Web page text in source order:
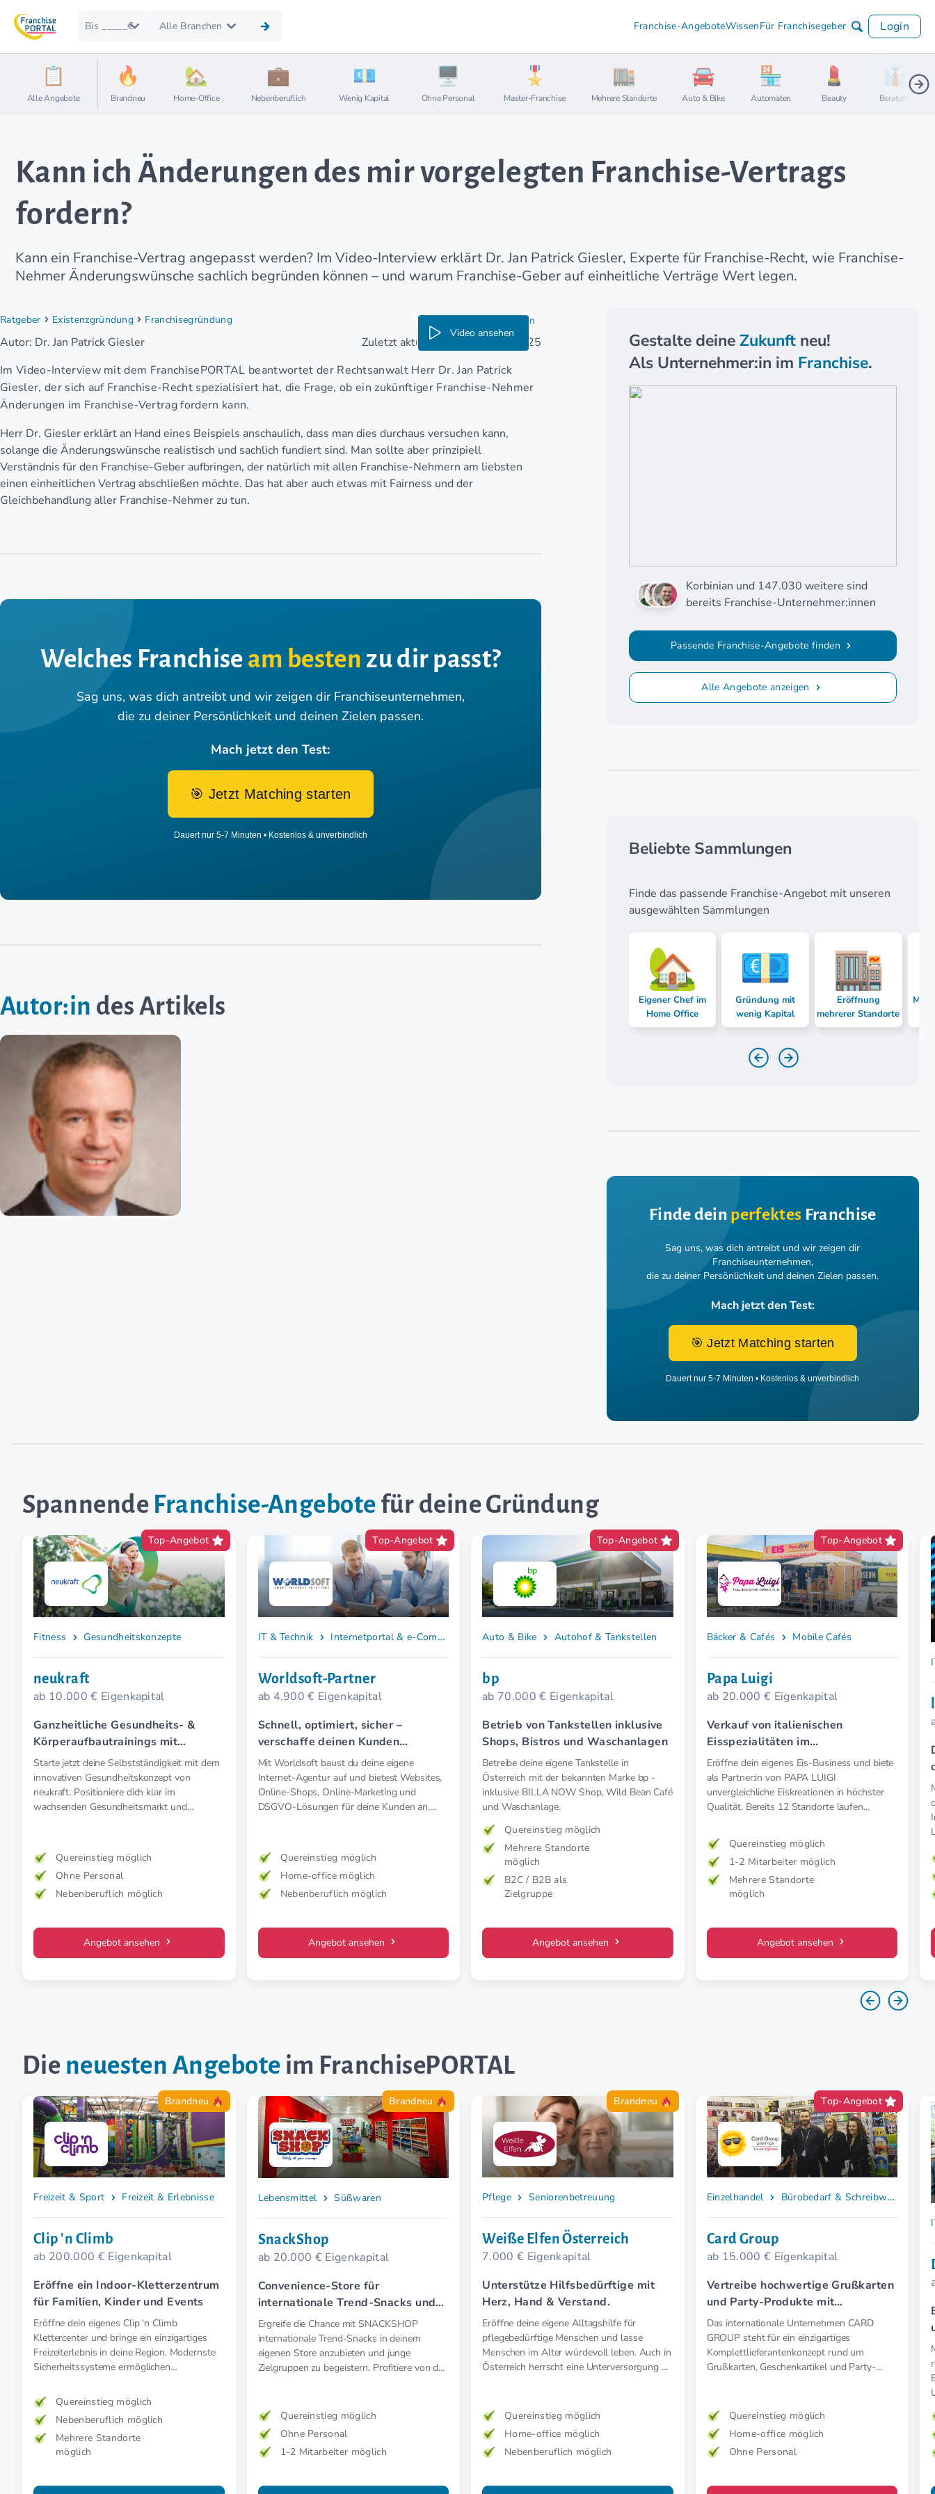
Bis _____€ Alle Branchen Franchise-AngeboteWissenFür Franchisegeber Login
Alle Angebote Brandneu Home-Office Nebenberuflich Wenig Kapital Ohne Personal Master-Franchise Mehrere Standorte Auto & Bike Automaten Beauty Beratung
Kann ich Änderungen des mir vorgelegten Franchise-Vertrags
fordern?
Kann ein Franchise-Vertrag angepasst werden? Im Video-Interview erklärt Dr. Jan Patrick Giesler, Experte für Franchise-Recht, wie Franchise-
Nehmer Änderungswünsche sachlich begründen können – und warum Franchise-Geber auf einheitliche Verträge Wert legen.
Ratgeber Existenzgründung Franchisegründung Teilen
Autor: Dr. Jan Patrick Giesler Zuletzt aktualisiert am: 03.01.2025
Video ansehen
Im Video-Interview mit dem FranchisePORTAL beantwortet der Rechtsanwalt Herr Dr. Jan Patrick
Giesler, der sich auf Franchise-Recht spezialisiert hat, die Frage, ob ein zukünftiger Franchise-Nehmer
Änderungen im Franchise-Vertrag fordern kann.
Herr Dr. Giesler erklärt an Hand eines Beispiels anschaulich, dass man dies durchaus versuchen kann,
solange die Änderungswünsche realistisch und sachlich fundiert sind. Man sollte aber prinzipiell
Verständnis für den Franchise-Geber aufbringen, der natürlich mit allen Franchise-Nehmern am liebsten
einen einheitlichen Vertrag abschließen möchte. Das hat aber auch etwas mit Fairness und der
Gleichbehandlung aller Franchise-Nehmer zu tun.
Welches Franchise am besten zu dir passt?
Sag uns, was dich antreibt und wir zeigen dir Franchiseunternehmen,
die zu deiner Persönlichkeit und deinen Zielen passen.
Mach jetzt den Test:
🎯 Jetzt Matching starten
Dauert nur 5-7 Minuten • Kostenlos & unverbindlich
Autor:in des Artikels
Gestalte deine Zukunftneu!
Als Unternehmer:in im Franchise.
Korbinian und 147.030 weitere sind
bereits Franchise-Unternehmer:innen
Passende Franchise-Angebote finden
Alle Angebote anzeigen
Beliebte Sammlungen
Finde das passende Franchise-Angebot mit unseren
ausgewählten Sammlungen
Eigener Chef im
Home Office
Gründung mit
wenig Kapital
Eröffnung
mehrerer Standorte
Finde dein perfektes Franchise
Sag uns, was dich antreibt und wir zeigen dir
Franchiseunternehmen,
die zu deiner Persönlichkeit und deinen Zielen passen.
Mach jetzt den Test:
🎯 Jetzt Matching starten
Dauert nur 5-7 Minuten • Kostenlos & unverbindlich
Spannende Franchise-Angebote für deine Gründung
Top-Angebot
Fitness Gesundheitskonzepte
neukraft
ab 10.000 € Eigenkapital
Ganzheitliche Gesundheits- &
Körperaufbautrainings mit
Elektromyostimulation (EMS).
Starte jetzt deine Selbstständigkeit mit dem
innovativen Gesundheitskonzept von
neukraft. Positioniere dich klar im
wachsenden Gesundheitsmarkt und
präventiv und therapeutisch mit
medizinischer EMS. Für mehr Kraft, weniger
Schmerz und spürbar mehr Lebensfreude.
Mehr Wirkung. Klare Zielgruppe. Starkes
Quereinstieg möglich
Ohne Personal
Nebenberuflich möglich
Angebot ansehen
Top-Angebot
IT & Technik Internetportal & e-Commerce
Worldsoft-Partner
ab 4.900 € Eigenkapital
Schnell, optimiert, sicher –
verschaffe deinen Kunden
perfekte Webauftritte.
Mit Worldsoft baust du deine eigene
Internet-Agentur auf und bietest Websites,
Online-Shops, Online-Marketing und
DSGVO-Lösungen für deine Kunden an.
Quereinstieg möglich
Home-office möglich
Nebenberuflich möglich
Angebot ansehen
Top-Angebot
Auto & Bike Autohof & Tankstellen
bp
ab 70.000 € Eigenkapital
Betrieb von Tankstellen inklusive
Shops, Bistros und Waschanlagen
Betreibe deine eigene Tankstelle in
Österreich mit der bekannten Marke bp -
inklusive BILLA NOW Shop, Wild Bean Café
und Waschanlage.
Quereinstieg möglich
Mehrere Standorte
möglich
B2C / B2B als
Zielgruppe
Angebot ansehen
Top-Angebot
Bäcker & Cafés Mobile Cafés
Papa Luigi
ab 20.000 € Eigenkapital
Verkauf von italienischen
Eisspezialitäten im
Verkaufsanhänger oder als
Gelateria (indoor)
Eröffne dein eigenes Eis-Business und biete
als Partner:in von PAPA LUIGI
unvergleichliche Eiskreationen in höchster
Qualität. Bereits 12 Standorte laufen
Profitiere von dem Erfolg des Franchise.
Quereinstieg möglich
1-2 Mitarbeiter möglich
Mehrere Standorte
möglich
Angebot ansehen
Die neuesten Angebote im FranchisePORTAL
Brandneu
Freizeit & Sport Freizeit & Erlebnisse
Clip 'n Climb
ab 200.000 € Eigenkapital
Eröffne ein Indoor-Kletterzentrum
für Familien, Kinder und Events
Eröffne dein eigenes Clip 'n Climb
Klettercenter und bringe ein einzigartiges
Freizeiterlebnis in deine Region. Modernste
Sicherheitssysteme ermöglichen
Klein – sicher, einfach und voller Abenteuer.
Quereinstieg möglich
Nebenberuflich möglich
Mehrere Standorte
möglich
Brandneu
Lebensmittel Süßwaren
SnackShop
ab 20.000 € Eigenkapital
Convenience-Store für
internationale Trend-Snacks und
limitierte Importprodukte
Ergreife die Chance mit SNACKSHOP
internationale Trend-Snacks in deinem
eigenen Store anzubieten und junge
Zielgruppen zu begeistern. Profitiere von der
Quereinstieg möglich
Ohne Personal
1-2 Mitarbeiter möglich
Brandneu
Pflege Seniorenbetreuung
Weiße Elfen Österreich
7.000 € Eigenkapital
Unterstütze Hilfsbedürftige mit
Herz, Hand & Verstand.
Eröffne deine eigene Alltagshilfe für
pflegebedürftige Menschen und lasse
Menschen im Alter würdevoll leben. Auch in
Österreich herrscht eine Unterversorgung –
Quereinstieg möglich
Home-office möglich
Nebenberuflich möglich
Top-Angebot
Einzelhandel Bürobedarf & Schreibwaren
Card Group
ab 15.000 € Eigenkapital
Vertreibe hochwertige Grußkarten
und Party-Produkte mit
Kommissionssystem.
Das internationale Unternehmen CARD
GROUP steht für ein einzigartiges
Komplettlieferantenkonzept rund um
Grußkarten, Geschenkartikel und Party-
auf den Balearen.
Quereinstieg möglich
Home-office möglich
Ohne Personal